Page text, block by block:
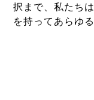
択まで、私たち
を持ってあらゆ